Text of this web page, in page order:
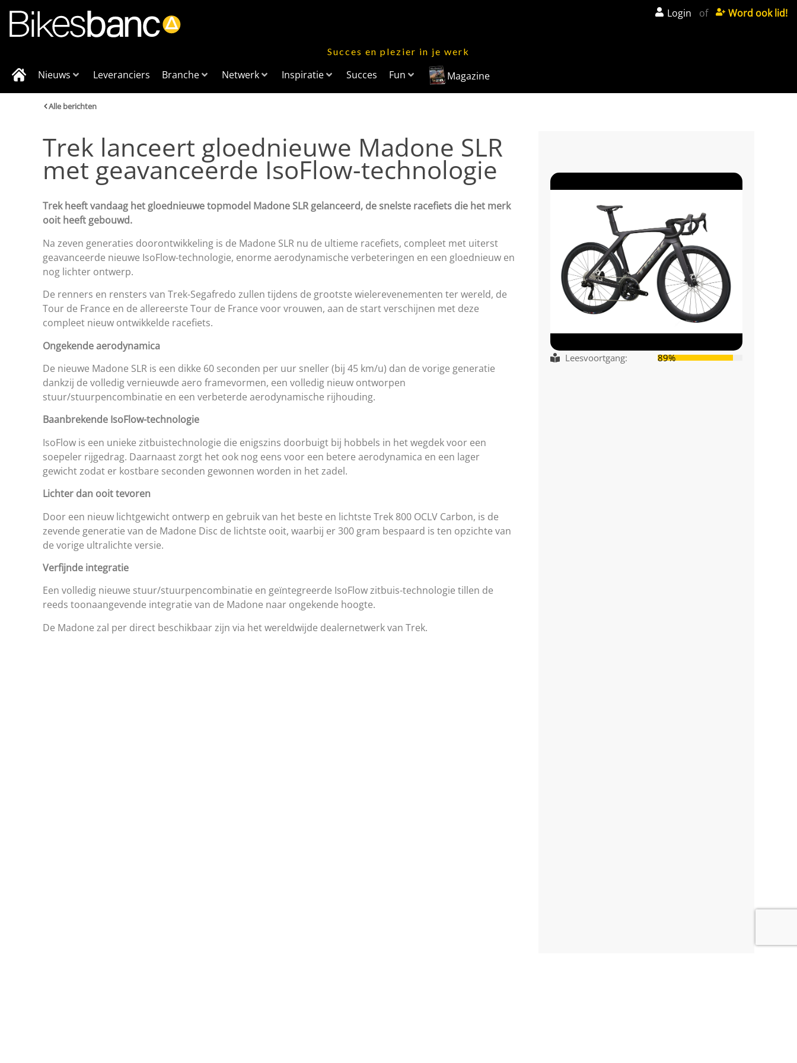
Login of Word ook lid!
Succes en plezier in je werk
Nieuws Leveranciers Branche Netwerk Inspiratie Succes Fun Magazine
Alle berichten
Trek lanceert gloednieuwe Madone SLR
met geavanceerde IsoFlow-technologie
Trek heeft vandaag het gloednieuwe topmodel Madone SLR gelanceerd, de snelste racefiets die het merk
ooit heeft gebouwd.
Na zeven generaties doorontwikkeling is de Madone SLR nu de ultieme racefiets, compleet met uiterst
geavanceerde nieuwe IsoFlow-technologie, enorme aerodynamische verbeteringen en een gloednieuw en
nog lichter ontwerp.
De renners en rensters van Trek-Segafredo zullen tijdens de grootste wielerevenementen ter wereld, de
Tour de France en de allereerste Tour de France voor vrouwen, aan de start verschijnen met deze
compleet nieuw ontwikkelde racefiets.
Ongekende aerodynamica
De nieuwe Madone SLR is een dikke 60 seconden per uur sneller (bij 45 km/u) dan de vorige generatie
dankzij de volledig vernieuwde aero framevormen, een volledig nieuw ontworpen
stuur/stuurpencombinatie en een verbeterde aerodynamische rijhouding.
Baanbrekende IsoFlow-technologie
IsoFlow is een unieke zitbuistechnologie die enigszins doorbuigt bij hobbels in het wegdek voor een
soepeler rijgedrag. Daarnaast zorgt het ook nog eens voor een betere aerodynamica en een lager
gewicht zodat er kostbare seconden gewonnen worden in het zadel.
Lichter dan ooit tevoren
Door een nieuw lichtgewicht ontwerp en gebruik van het beste en lichtste Trek 800 OCLV Carbon, is de
zevende generatie van de Madone Disc de lichtste ooit, waarbij er 300 gram bespaard is ten opzichte van
de vorige ultralichte versie.
Verfijnde integratie
Een volledig nieuwe stuur/stuurpencombinatie en geïntegreerde IsoFlow zitbuis-technologie tillen de
reeds toonaangevende integratie van de Madone naar ongekende hoogte.
De Madone zal per direct beschikbaar zijn via het wereldwijde dealernetwerk van Trek.
Leesvoortgang: 89%